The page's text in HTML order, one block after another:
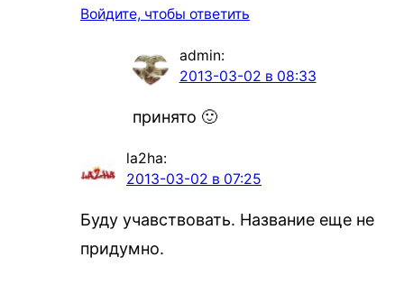
Войдите, чтобы ответить
admin:
2013-03-02 в 08:33
принято 🙂
la2ha:
2013-03-02 в 07:25
Буду учавствовать. Название еще не
придумно.